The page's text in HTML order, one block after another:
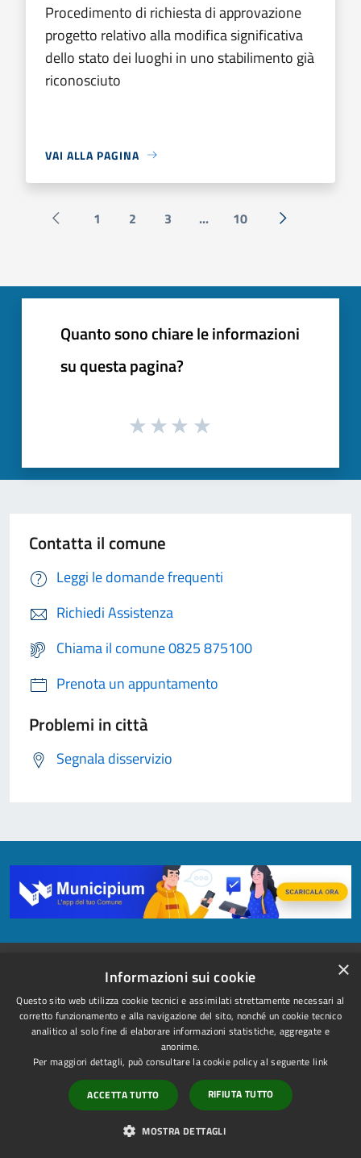
Procedimento di richiesta di approvazione
progetto relativo alla modifica significativa
dello stato dei luoghi in uno stabilimento già
riconosciuto
VAI ALLA PAGINA
Pagina precedente
1 2 3 ... 10
Successiva »
Quanto sono chiare le informazioni
su questa pagina?
Contatta il comune
Leggi le domande frequenti
Richiedi Assistenza
Chiama il comune 0825 875100
Prenota un appuntamento
Problemi in città
Segnala disservizio
Comune di Ariano Irpino
×
Informazioni sui cookie
Questo sito web utilizza cookie tecnici e assimilati strettamente necessari al
corretto funzionamento e alla navigazione del sito, nonché un cookie tecnico
analitico al solo fine di elaborare informazioni statistiche, aggregate e
anonime.
Per maggiori dettagli, può consultare la cookie policy al seguente link
ACCETTA TUTTO RIFIUTA TUTTO
MOSTRA DETTAGLI